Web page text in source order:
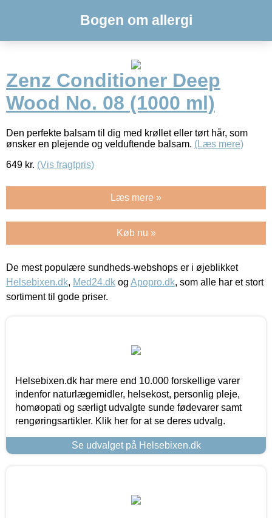
Bogen om allergi
Zenz Conditioner Deep
Wood No. 08 (1000 ml)
Den perfekte balsam til dig med krøllet eller tørt hår, som
ønsker en plejende og velduftende balsam. (Læs mere)
649 kr. (Vis fragtpris)
Læs mere »
Køb nu »
De mest populære sundheds-webshops er i øjeblikket
Helsebixen.dk, Med24.dk og Apopro.dk, som alle har et stort
sortiment til gode priser.
Helsebixen.dk har mere end 10.000 forskellige varer
indenfor naturlægemidler, helsekost, personlig pleje,
homøopati og særligt udvalgte sunde fødevarer samt
rengøringsartikler. Klik her for at se deres udvalg.
Se udvalget på Helsebixen.dk